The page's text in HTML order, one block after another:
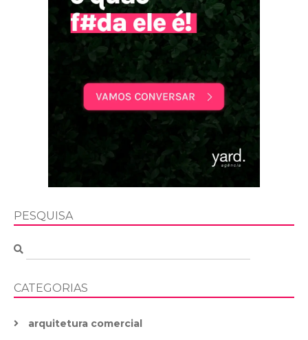
PESQUISA
CATEGORIAS
arquitetura comercial